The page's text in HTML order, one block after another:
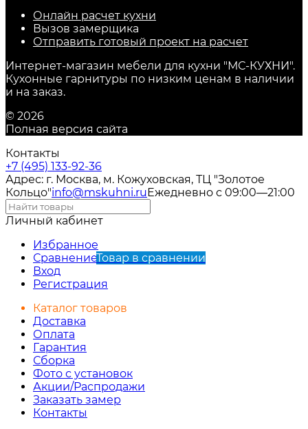
Онлайн расчет кухни
Вызов замерщика
Отправить готовый проект на расчет
Интернет-магазин мебели для кухни "МС-КУХНИ".
Кухонные гарнитуры по низким ценам в наличии
и на заказ.
© 2026
Полная версия сайта
Контакты
+7 (495) 133-92-36
Адрес: г. Москва, м. Кожуховская, ТЦ "Золотое
Кольцо"info@mskuhni.ruЕжедневно с 09:00—21:00
Личный кабинет
Избранное
СравнениеТовар в сравнении
Вход
Регистрация
Каталог товаров
Доставка
Оплата
Гарантия
Сборка
Фото с установок
Акции/Распродажи
Заказать замер
Контакты